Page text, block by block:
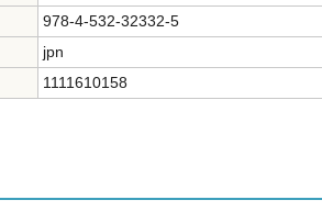
978-4-532-32332-5
jpn
1111610158